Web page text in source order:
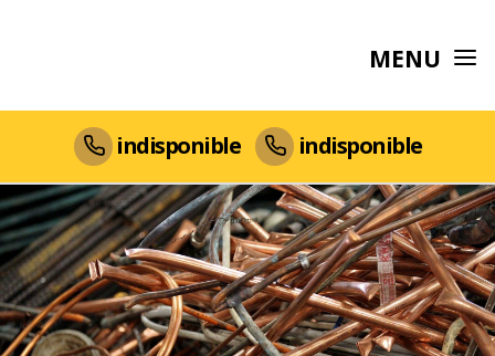
MENU
indisponible indisponible